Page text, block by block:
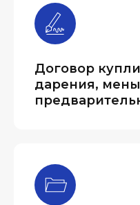
Договор
дарения,